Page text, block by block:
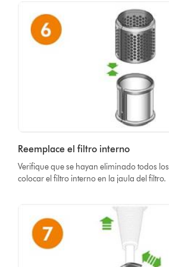
Reemplace el filtro interno
Verifique que se hayan eliminado todos
colocar el filtro interno en la jaula del filtro.